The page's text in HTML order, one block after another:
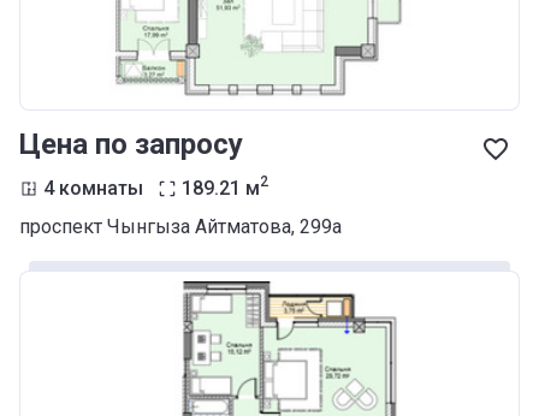
Цена по запросу
4 комнаты 189.21 м2
проспект Чынгыза Айтматова, 299а